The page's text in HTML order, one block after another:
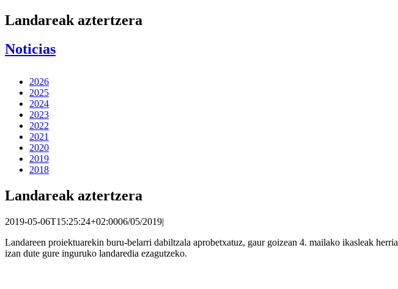
Landareak aztertzera
Noticias
2026
2025
2024
2023
2022
2021
2020
2019
2018
Landareak aztertzera
2019-05-06T15:25:24+02:0006/05/2019|
Landareen proiektuarekin buru-belarri dabiltzala aprobetxatuz, gaur goizean 4. mailako ikasleak
izan dute gure inguruko landaredia ezagutzeko.